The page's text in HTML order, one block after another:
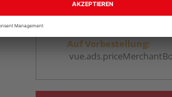
Auf Vorbestellung: